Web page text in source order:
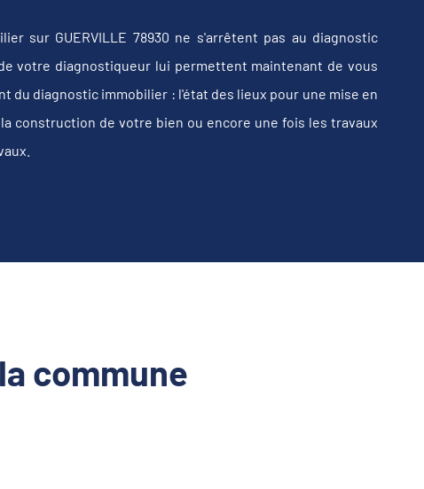
sur GUERVILLE 78930 ne s'arrêtent pas au diagnostic
votre diagnostiqueur lui permettent maintenant de vous
du diagnostic immobilier : l'état des lieux pour une mise en
construction de votre bien ou encore une fois les travaux
commune